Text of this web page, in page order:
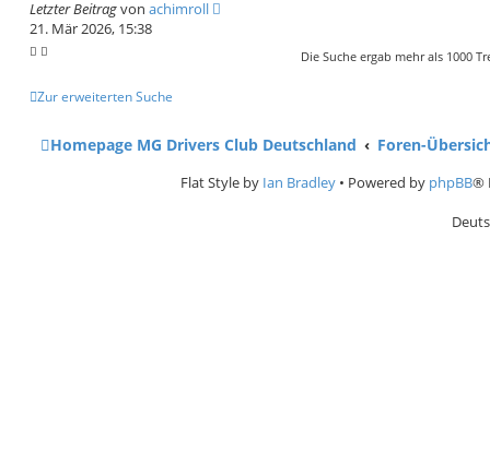
Letzter Beitragvon achimroll
21. Mär 2026, 15:38
Die Suche ergab mehr als 1000
Zur erweiterten Suche
Homepage MG Drivers Club Deutschland Foren-
Flat Style by Ian Bradley • Powered by phpBB®